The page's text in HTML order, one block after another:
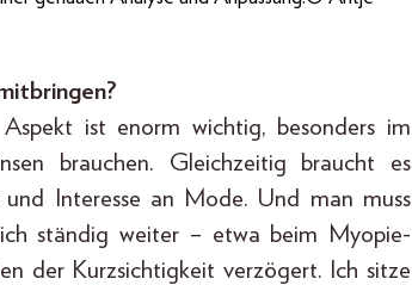
ist enorm wichtig, besonders im
brauchen. Gleichzeitig braucht es
und Interesse an Mode. Und man muss
ständig weiter – etwa beim Myopie-
der Kurzsichtigkeit verzögert. Ich sitze